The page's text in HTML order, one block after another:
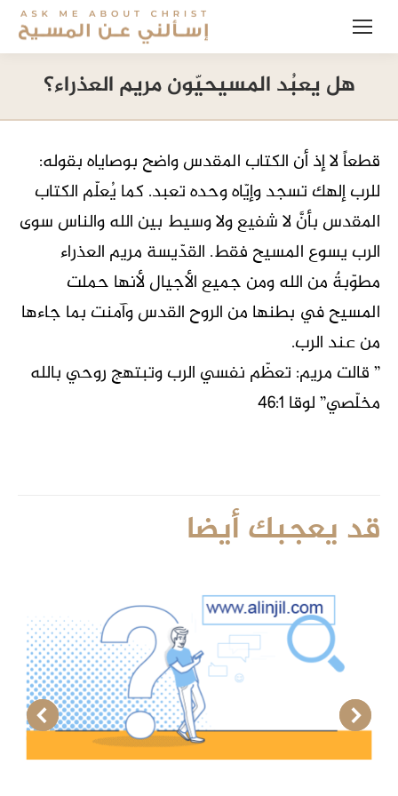
هل يعبُد المسيحيّون مريم العذراء؟
قطعاً لا إذ أن الكتاب المقدس واضح بوصاياه بقوله:
للرب إلهك تسجد وإيّاه وحده تعبد. كما يُعلّم الكتاب
المقدس بأنَّ لا شفيع ولا وسيط بين الله والناس سوى
الرب يسوع المسيح فقط. القدّيسة مريم العذراء
مطوّبةٌ من الله ومن جميع الأجيال لأنها حملت
المسيح في بطنها من الروح القدس وآمنت بما جاءها
من عند الرب.
” قالت مريم: تعظّم نفسي الرب وتبتهج روحي بالله
مخلّصي” لوقا 46:1
قد يعجبك أيضا